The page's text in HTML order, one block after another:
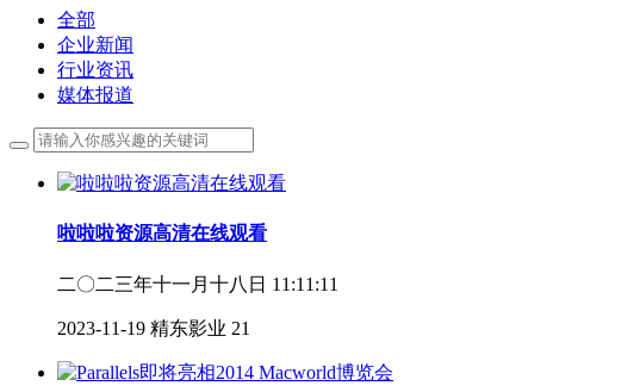
全部
企业新闻
行业资讯
媒体报道
啦啦啦资源高清在线观看
二〇二三年十一月十八日 11:11:11
2023-11-19 精东影业 21